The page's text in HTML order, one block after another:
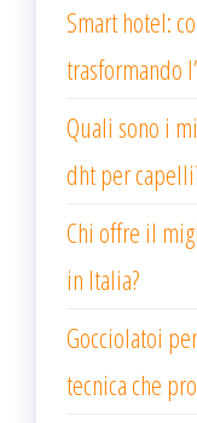
Smart hotel:
trasformando
Quali sono i
dht per
Chi offre il
in Italia?
Gocciolatoi
tecnica che